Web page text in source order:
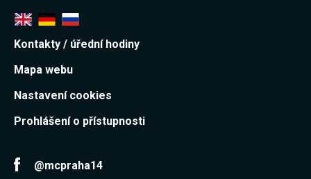
Kontakty / úřední hodiny
Mapa webu
Nastavení cookies
Prohlášení o přístupnosti
@mcpraha14